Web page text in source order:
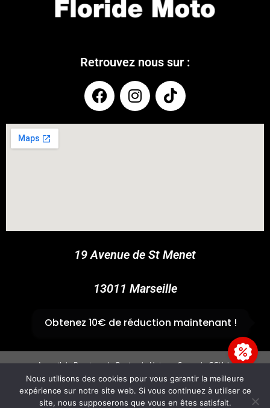
Retrouvez nous sur :
19 Avenue de St Menet
13011 Marseille
✆04 91 44 45 46
Accueil Boutique Panier Univers Cross
CGV
Mentions légales
Copyright 2026 - GvpAccess - Site By Fire'Technologie
Obtenez 10€ de réduction maintenant !
Nous utilisons des cookies pour vous garantir la meilleure
expérience sur notre site web. Si vous continuez à utiliser ce
site, nous supposerons que vous en êtes satisfait.